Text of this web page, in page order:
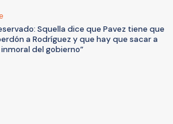
Squella dice que Pavez tiene que
a Rodríguez y que hay que sacar a
del gobierno”